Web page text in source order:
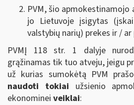
PVM, šio apmokestinamojo
jo Lietuvoje įsigytas
valstybių narių) prekes ir / ar
PVMĮ 118 str. 1 dalyje
grąžinamas tik tuo atveju, jeigu
už kurias sumokėtą PVM
naudoti tokiai užsienio
ekonominei veiklai: